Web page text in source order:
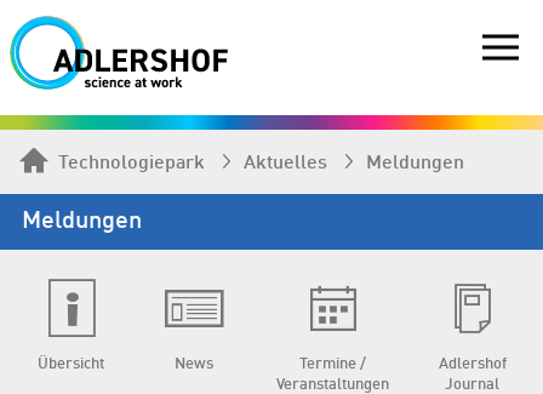
Technologiepark Aktuelles Meldungen
Meldungen
Übersicht News
Termine /
Veranstaltungen
Adlershof
Journal